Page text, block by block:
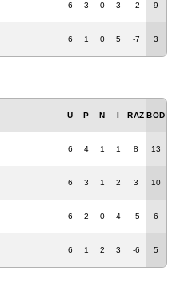
6 3 0 3 -2 9
6 1 0 5 -7 3
U P N I RAZ BOD
6 4 1 1 8 13
6 3 1 2 3 10
6 2 0 4 -5 6
6 1 2 3 -6 5